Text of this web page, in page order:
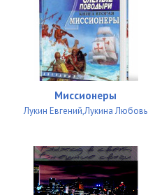
Миссионеры
Лукин Евгений,Лукина Любовь